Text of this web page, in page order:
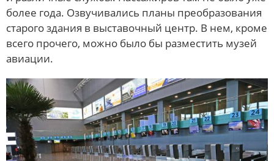
более года. Озвучивались планы преобразования
старого здания в выставочный центр. В нем, кроме
всего прочего, можно было бы разместить музей
авиации.